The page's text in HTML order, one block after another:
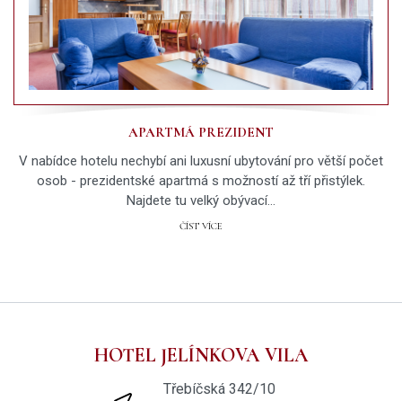
APARTMÁ PREZIDENT
V nabídce hotelu nechybí ani luxusní ubytování pro větší počet
osob - prezidentské apartmá s možností až tří přistýlek.
Najdete tu velký obývací…
ČÍST VÍCE
HOTEL JELÍNKOVA VILA
Třebíčská 342/10